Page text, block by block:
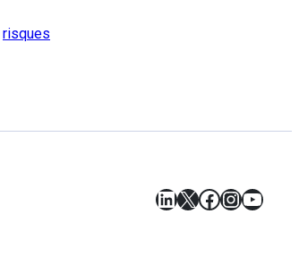
risques
LinkedIn
X Facebook